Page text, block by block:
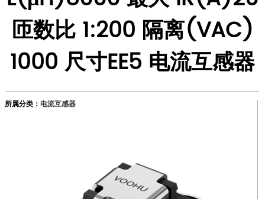
匝数比 1:200 隔离(VAC)
1000 尺寸EE5 电流互感器
所属分类： 电流互感器